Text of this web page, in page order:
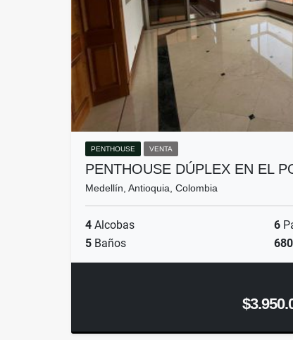
PENTHOUSE VENTA
PENTHOUSE DÚPLEX EN EL
Medellín, Antioquia, Colombia
4 Alcobas 6
5 Baños 680